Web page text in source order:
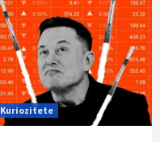
Kuriozitete